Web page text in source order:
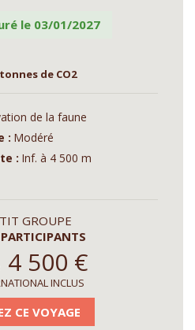
le 03/01/2027
de CO2
de la faune
: Modéré
: Inf. à 4 500 m
GROUPE
4 500 €
INCLUS
CE VOYAGE